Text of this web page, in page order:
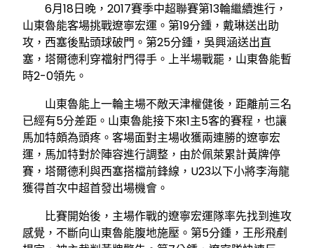
6月18日晚，2017賽季中超聯賽第13輪繼續進行，
山東魯能客場挑戰遼寧宏運。第19分鍾，戴琳送出助
攻，西塞後點頭球破門。第25分鍾，吳興涵送出直
塞，塔爾德利穿襠射門得手。上半場戰罷，山東魯能暫
時2-0領先。
山東魯能上一輪主場不敵天津權健後，距離前三名
已經有5分差距。山東魯能接下來1主5客的賽程，也讓
馬加特頗為頭疼。客場面對主場收獲兩連勝的遼寧宏
運，馬加特對於陣容進行調整，由於佩萊累計黃牌停
賽，塔爾德利與西塞搭檔前鋒線，U23以下小將李海龍
獲得首次中超首發出場機會。
比賽開始後，主場作戰的遼寧宏運隊率先找到進攻
感覺，不斷向山東魯能腹地施壓。第5分鍾，王彤飛剷